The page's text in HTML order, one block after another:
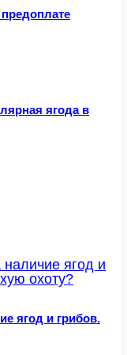
ягода в
ягод и грибов.